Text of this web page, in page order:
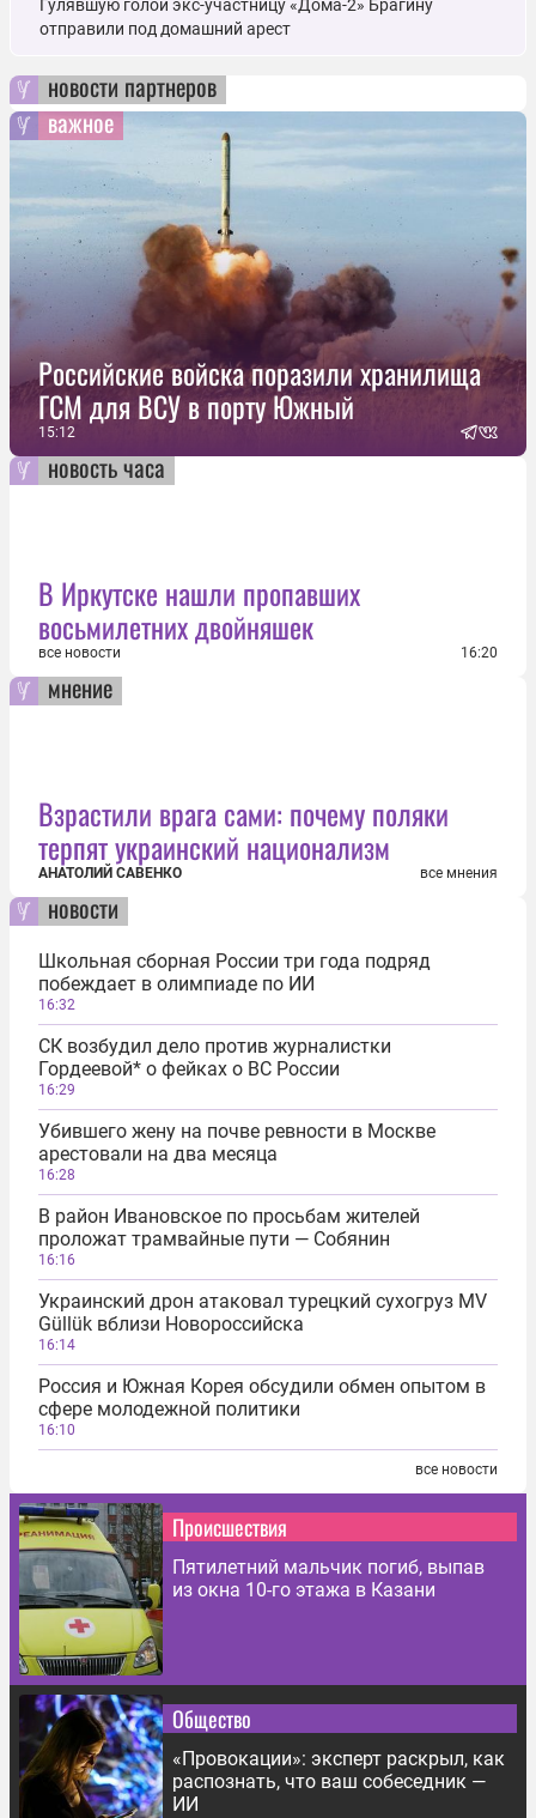
Гулявшую голой экс-участницу «Дома-2» Брагину
отправили под домашний арест
новости партнеров
важное
Российские войска поразили хранилища
ГСМ для ВСУ в порту Южный
15:12
новость часа
В Иркутске нашли пропавших
восьмилетних двойняшек
все новости 16:20
мнение
Взрастили врага сами: почему поляки
терпят украинский национализм
АНАТОЛИЙ САВЕНКО все мнения
новости
Школьная сборная России три года подряд
побеждает в олимпиаде по ИИ
16:32
СК возбудил дело против журналистки
Гордеевой* о фейках о ВС России
16:29
Убившего жену на почве ревности в Москве
арестовали на два месяца
16:28
В район Ивановское по просьбам жителей
проложат трамвайные пути — Собянин
16:16
Украинский дрон атаковал турецкий сухогруз MV
Güllük вблизи Новороссийска
16:14
Россия и Южная Корея обсудили обмен опытом в
сфере молодежной политики
16:10
все новости
Происшествия
Пятилетний мальчик погиб, выпав
из окна 10-го этажа в Казани
Общество
«Провокации»: эксперт раскрыл, как
распознать, что ваш собеседник —
ИИ